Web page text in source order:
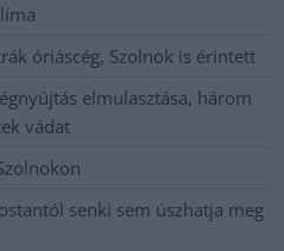
óriáscég, Szolnok is érintett
elmulasztása, három
vádat
senki sem úszhatja meg